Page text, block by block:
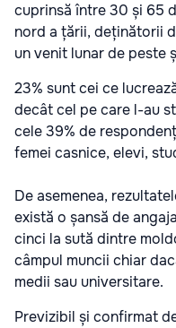
cuprinsă între 30 și 65
nord a țării, deținătorii
un venit lunar de peste
23% sunt cei ce
decât cel pe care l-au
cele 39% de
femei casnice, elevi,
De asemenea,
există o șansă de
cinci la sută dintre
câmpul muncii chiar
medii sau universitare.
Previzibil și confirmat